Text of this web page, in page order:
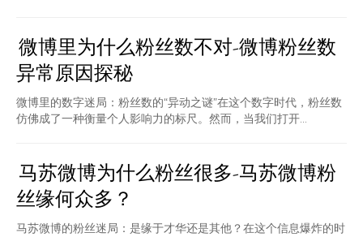
微博里为什么粉丝数不对-微博粉丝数
异常原因探秘
微博里的数字迷局：粉丝数的“异动之谜”在这个数字时代，粉丝数
仿佛成了一种衡量个人影响力的标尺。然而，当我们打开...
马苏微博为什么粉丝很多-马苏微博粉
丝缘何众多？
马苏微博的粉丝迷局：是缘于才华还是其他？在这个信息爆炸的时